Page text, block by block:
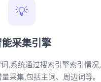
💡
采集引擎
,系统通过搜索引擎索引情况,
采集,包括主词、周边词等。